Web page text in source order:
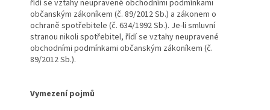
řídí se vztahy neupravené obchodními podmínkami
občanským zákoníkem (č. 89/2012 Sb.) a zákonem o
ochraně spotřebitele (č. 634/1992 Sb.). Je-li smluvní
stranou nikoli spotřebitel, řídí se vztahy neupravené
obchodními podmínkami občanským zákoníkem (č.
89/2012 Sb.).
Vymezení pojmů